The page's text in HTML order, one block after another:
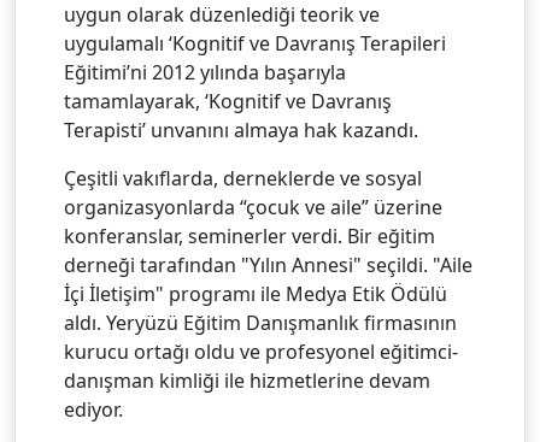
uygun olarak düzenlediği teorik ve
uygulamalı ‘Kognitif ve Davranış Terapileri
Eğitimi’ni 2012 yılında başarıyla
tamamlayarak, ‘Kognitif ve Davranış
Terapisti’ unvanını almaya hak kazandı.
Çeşitli vakıflarda, derneklerde ve sosyal
organizasyonlarda “çocuk ve aile” üzerine
konferanslar, seminerler verdi. Bir eğitim
derneği tarafından "Yılın Annesi" seçildi. "Aile
İçi İletişim" programı ile Medya Etik Ödülü
aldı. Yeryüzü Eğitim Danışmanlık firmasının
kurucu ortağı oldu ve profesyonel eğitimci-
danışman kimliği ile hizmetlerine devam
ediyor.